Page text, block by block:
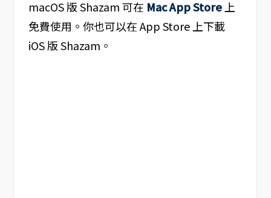
macOS 版 Shazam 可在 Mac App Store上
免費使用。你也可以在 App Store 上下載
iOS 版 Shazam。